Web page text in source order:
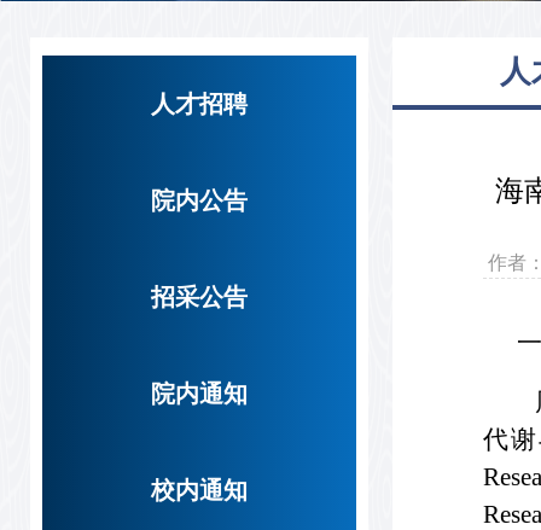
人才招聘
院内公告
招采公告
院内通知
校内通知
海
作
代